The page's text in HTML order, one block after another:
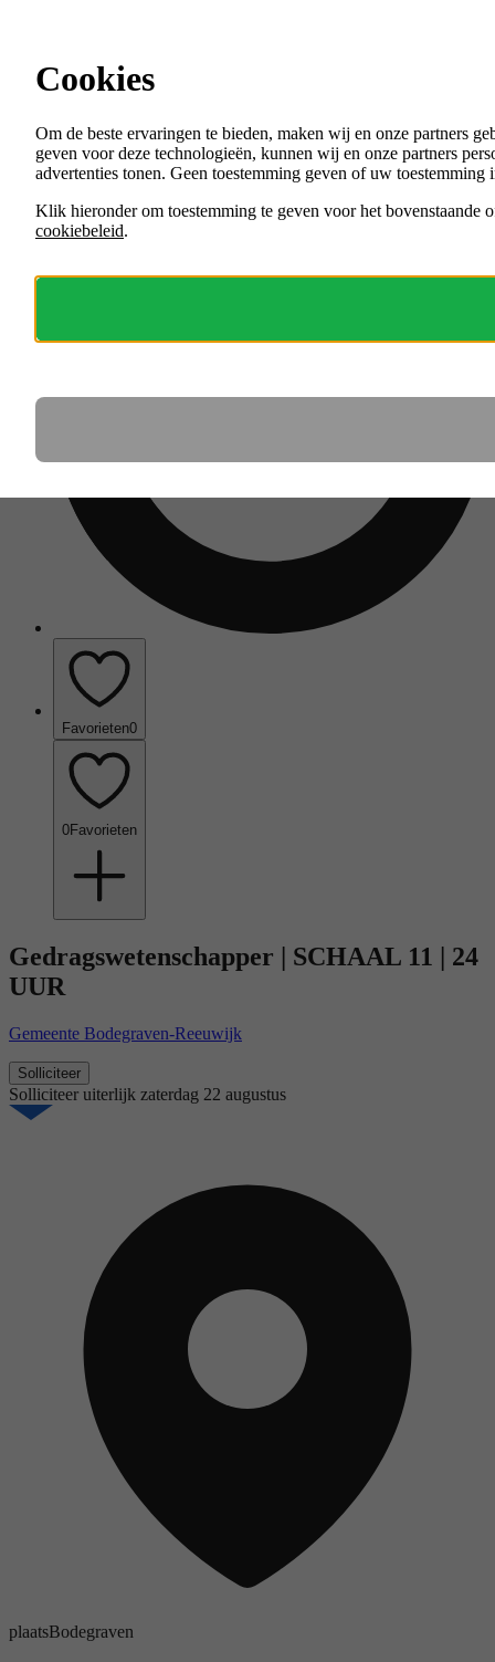
Menu
VACATURES
ORGANISATIES
Favorieten0
0Favorieten
Gedragswetenschapper | SCHAAL 11 | 24
UUR
Gemeente Bodegraven-Reeuwijk
Solliciteer
Solliciteer uiterlijk zaterdag 22 augustus
plaatsBodegraven
Cookies
Om de beste ervaringen te bieden, maken wij en onze partners
geven voor deze technologieën, kunnen wij en onze partners
advertenties tonen. Geen toestemming geven of uw
Klik hieronder om toestemming te geven voor het bovenstaande
cookiebeleid.